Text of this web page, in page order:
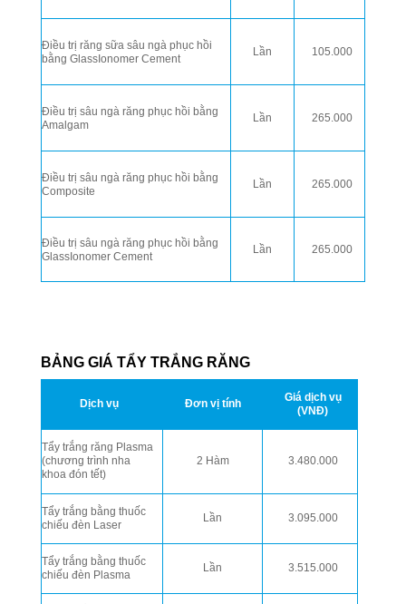
Điều trị răng sữa sâu ngà phục hồi
bằng GlassIonomer Cement
Lần 105.000
Điều trị sâu ngà răng phục hồi bằng
Amalgam
Lần 265.000
Điều trị sâu ngà răng phục hồi bằng
Composite
Lần 265.000
Điều trị sâu ngà răng phục hồi bằng
GlassIonomer Cement
Lần 265.000
BẢNG GIÁ TẨY TRẮNG RĂNG
Dịch vụ Đơn vị tính
Giá dịch vụ
(VNĐ)
Tẩy trắng răng Plasma
(chương trình nha
khoa đón tết)
2 Hàm 3.480.000
Tẩy trắng bằng thuốc
chiếu đèn Laser
Lần 3.095.000
Tẩy trắng bằng thuốc
chiếu đèn Plasma
Lần 3.515.000